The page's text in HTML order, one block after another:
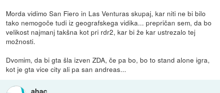
Morda vidimo San Fiero in Las Venturas skupaj, kar niti ne bi bilo
tako nemogoče tudi iz geografskega vidika... prepričan sem, da bo
velikost najmanj takšna kot pri rdr2, kar bi že kar ustrezalo tej
možnosti.
Dvomim, da bi gta šla izven ZDA, če pa bo, bo to stand alone igra,
kot je gta vice city ali pa san andreas...